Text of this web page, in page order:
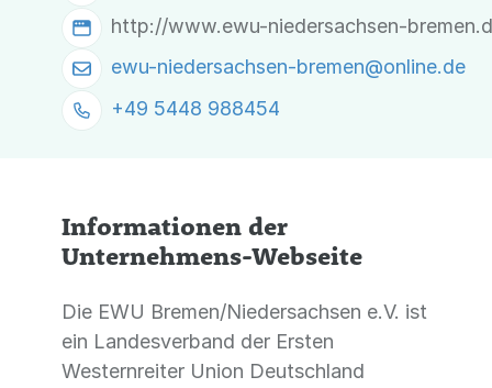
http://www.ewu-niedersachsen-
ewu-niedersachsen-bremen@online.de
+49 5448 988454
Informationen der
Unternehmens-Webseite
Die EWU Bremen/Niedersachsen e.V. ist
ein Landesverband der Ersten
Westernreiter Union Deutschland